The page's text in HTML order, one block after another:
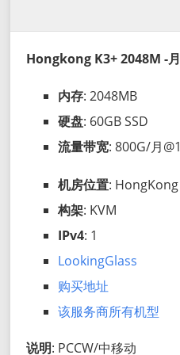
Hongkong K3+ 2048M -
内存: 2048MB
硬盘: 60GB SSD
流量带宽: 800G/月
机房位置: HongKong
构架: KVM
IPv4: 1
LookingGlass
购买地址
该服务商所有机型
说明: PCCW/中移动